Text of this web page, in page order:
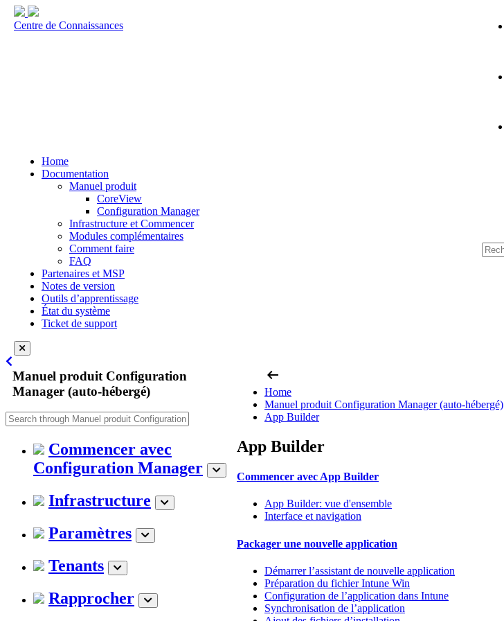
Centre de Connaissances
Home
Documentation
Manuel produit
CoreView
Configuration Manager
Infrastructure et Commencer
Modules complémentaires
Comment faire
FAQ
Partenaires et MSP
Notes de version
Outils d’apprentissage
État du système
Ticket de support
Manuel produit Configuration
Manager (auto-hébergé)
Commencer avec
Configuration Manager
Infrastructure
Paramètres
Tenants
Rapprocher
arrow_left_alt
Home
Manuel produit Configuration Manager (auto-hébergé)
App Builder
App Builder
Commencer avec App Builder
App Builder: vue d'ensemble
Interface et navigation
Packager une nouvelle application
Démarrer l’assistant de nouvelle application
Préparation du fichier Intune Win
Configuration de l’application dans Intune
Synchronisation de l’application